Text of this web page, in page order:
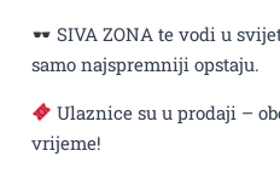
SIVA ZONA te vodi u
samo najspremniji opstaju.
Ulaznice su u prodaji –
vrijeme!